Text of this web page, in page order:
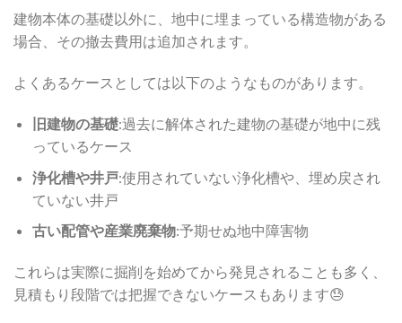
建物本体の基礎以外に、地中に埋まっている構造物がある
場合、その撤去費用は追加されます。
よくあるケースとしては以下のようなものがあります。
旧建物の基礎:過去に解体された建物の基礎が地中に残
っているケース
浄化槽や井戸:使用されていない浄化槽や、埋め戻され
ていない井戸
古い配管や産業廃棄物:予期せぬ地中障害物
これらは実際に掘削を始めてから発見されることも多く、
見積もり段階では把握できないケースもあります😓